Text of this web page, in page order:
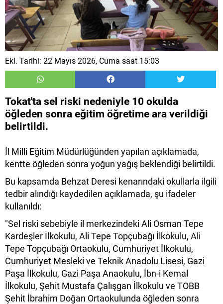
Ekl. Tarihi: 22 Mayıs 2026, Cuma saat 15:03
Tokat'ta sel riski nedeniyle 10 okulda
öğleden sonra eğitim öğretime ara verildiği
belirtildi.
İl Milli Eğitim Müdürlüğünden yapılan açıklamada,
kentte öğleden sonra yoğun yağış beklendiği belirtildi.
Bu kapsamda Behzat Deresi kenarındaki okullarla ilgili
tedbir alındığı kaydedilen açıklamada, şu ifadeler
kullanıldı:
"Sel riski sebebiyle il merkezindeki Ali Osman Tepe
Kardeşler İlkokulu, Ali Tepe Topçubağı İlkokulu, Ali
Tepe Topçubağı Ortaokulu, Cumhuriyet İlkokulu,
Cumhuriyet Mesleki ve Teknik Anadolu Lisesi, Gazi
Paşa İlkokulu, Gazi Paşa Anaokulu, İbn-i Kemal
İlkokulu, Şehit Mustafa Çalışgan İlkokulu ve TOBB
Şehit İbrahim Doğan Ortaokulunda öğleden sonra